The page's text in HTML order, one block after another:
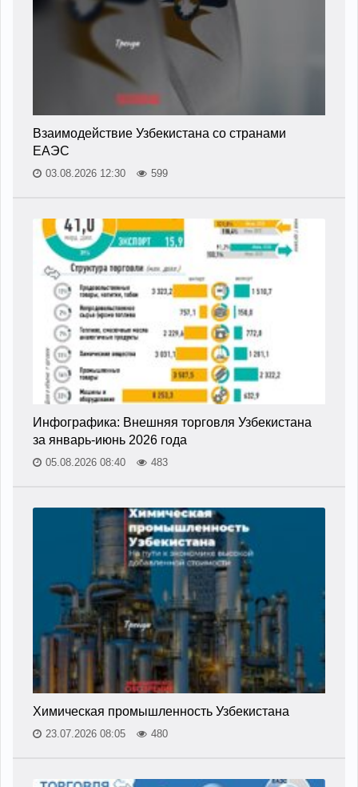
Взаимодействие Узбекистана со странами
ЕАЭС
03.08.2026 12:30 599
Инфографика: Внешняя торговля Узбекистана
за январь-июнь 2026 года
05.08.2026 08:40 483
Химическая промышленность Узбекистана
23.07.2026 08:05 480